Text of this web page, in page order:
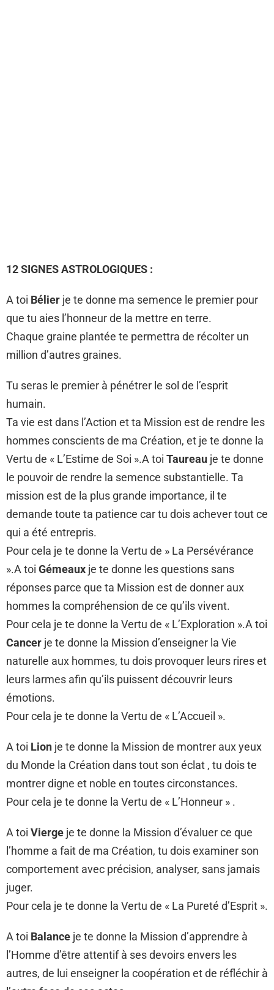
12 SIGNES ASTROLOGIQUES :
A toi Bélier je te donne ma semence le premier pour
que tu aies l’honneur de la mettre en terre.
Chaque graine plantée te permettra de récolter un
million d’autres graines.
Tu seras le premier à pénétrer le sol de l’esprit
humain.
Ta vie est dans l’Action et ta Mission est de rendre les
hommes conscients de ma Création, et je te donne la
Vertu de « L’Estime de Soi ».A toi Taureau je te donne
le pouvoir de rendre la semence substantielle. Ta
mission est de la plus grande importance, il te
demande toute ta patience car tu dois achever tout ce
qui a été entrepris.
Pour cela je te donne la Vertu de » La Persévérance
».A toi Gémeaux je te donne les questions sans
réponses parce que ta Mission est de donner aux
hommes la compréhension de ce qu’ils vivent.
Pour cela je te donne la Vertu de « L’Exploration ».A toi
Cancer je te donne la Mission d’enseigner la Vie
naturelle aux hommes, tu dois provoquer leurs rires et
leurs larmes afin qu’ils puissent découvrir leurs
émotions.
Pour cela je te donne la Vertu de « L’Accueil ».
A toi Lion je te donne la Mission de montrer aux yeux
du Monde la Création dans tout son éclat , tu dois te
montrer digne et noble en toutes circonstances.
Pour cela je te donne la Vertu de « L’Honneur » .
A toi Vierge je te donne la Mission d’évaluer ce que
l’homme a fait de ma Création, tu dois examiner son
comportement avec précision, analyser, sans jamais
juger.
Pour cela je te donne la Vertu de « La Pureté d’Esprit ».
A toi Balance je te donne la Mission d’apprendre à
l’Homme d’être attentif à ses devoirs envers les
autres, de lui enseigner la coopération et de réfléchir à